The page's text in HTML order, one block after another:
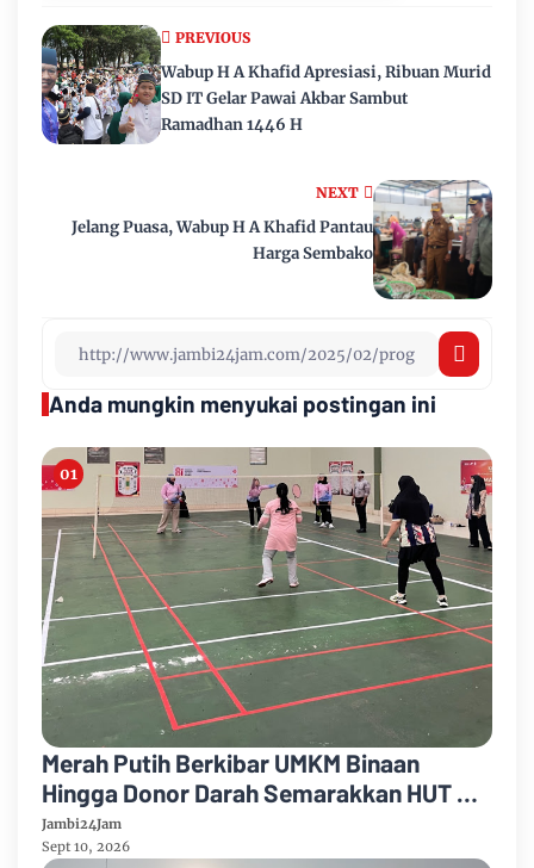
NEXT
Jelang Puasa, Wabup H A Khafid Pantau
Harga Sembako
PREVIOUS
Wabup H A Khafid Apresiasi, Ribuan Murid
SD IT Gelar Pawai Akbar Sambut
Ramadhan 1446 H
Anda mungkin menyukai postingan ini
Merah Putih Berkibar UMKM Binaan
Hingga Donor Darah Semarakkan HUT RI
Ke-81 Di PTPN IV Regional IV
Jambi24Jam
Sept 10, 2026